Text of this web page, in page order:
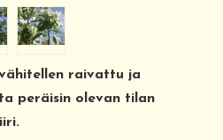
raivattu ja
peräisin olevan tilan